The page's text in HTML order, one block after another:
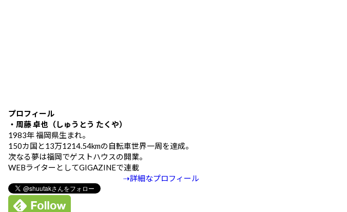
プロフィール
・周藤 卓也（しゅうとう たくや）
1983年 福岡県生まれ。
150カ国と13万1214.54kmの自転車世界一周を達成。
次なる夢は福岡でゲストハウスの開業。
WEBライターとしてGIGAZINEで連載
⇢詳細なプロフィール